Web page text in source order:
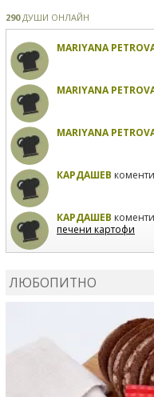
290ДУШИ ОНЛАЙН
MARIYANA
MARIYANA
MARIYANA
КАРДАШЕВ
КАРДАШЕВ
печени картофи
ЛЮБОПИТНО